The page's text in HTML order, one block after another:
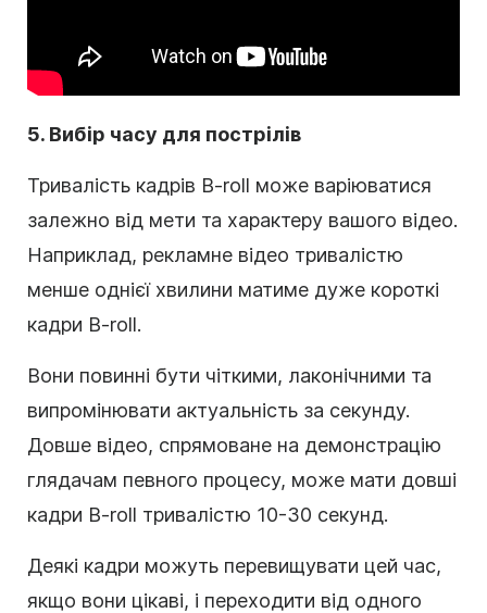
5. Вибір часу для пострілів
Тривалість кадрів B-roll може варіюватися
залежно від мети та характеру вашого відео.
Наприклад, рекламне відео тривалістю
менше однієї хвилини матиме дуже короткі
кадри B-roll.
Вони повинні бути чіткими, лаконічними та
випромінювати актуальність за секунду.
Довше відео, спрямоване на демонстрацію
глядачам певного процесу, може мати довші
кадри B-roll тривалістю 10-30 секунд.
Деякі кадри можуть перевищувати цей час,
якщо вони цікаві, і переходити від одного